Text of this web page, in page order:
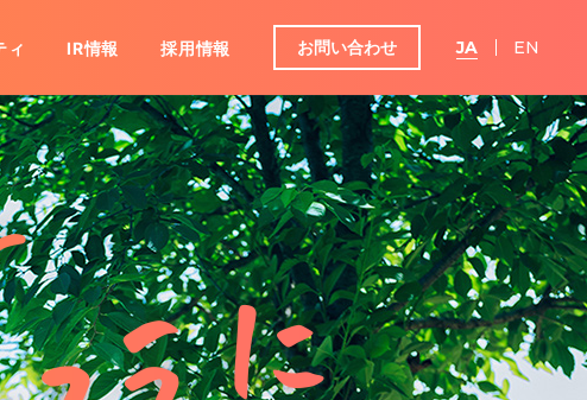
お問い合わせ JA EN
カグループ
ィ
レンダー
IRよくあるご質問
IR情報 採用情報